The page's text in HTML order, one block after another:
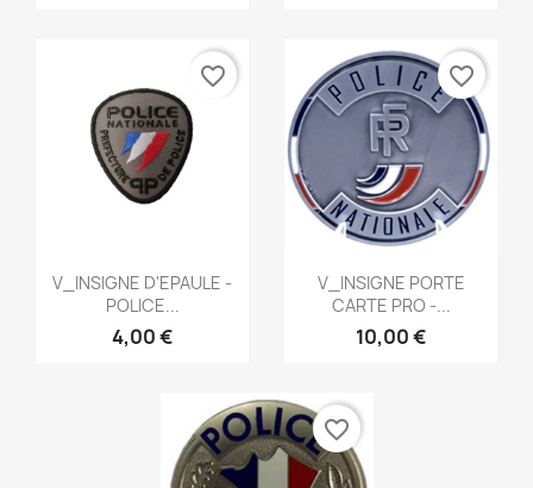
Aperçu rapide
V_INSIGNE D'EPAULE -
POLICE...
4,00 €
favorite_border
 Aperçu rapide
V_INSIGNE PORTE
CARTE PRO -...
10,00 €
favorite_border
favorite_border